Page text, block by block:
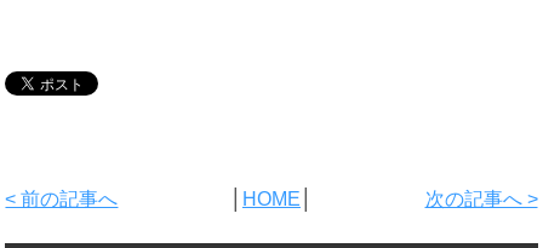
< 前の記事へ HOME 次の記事へ >